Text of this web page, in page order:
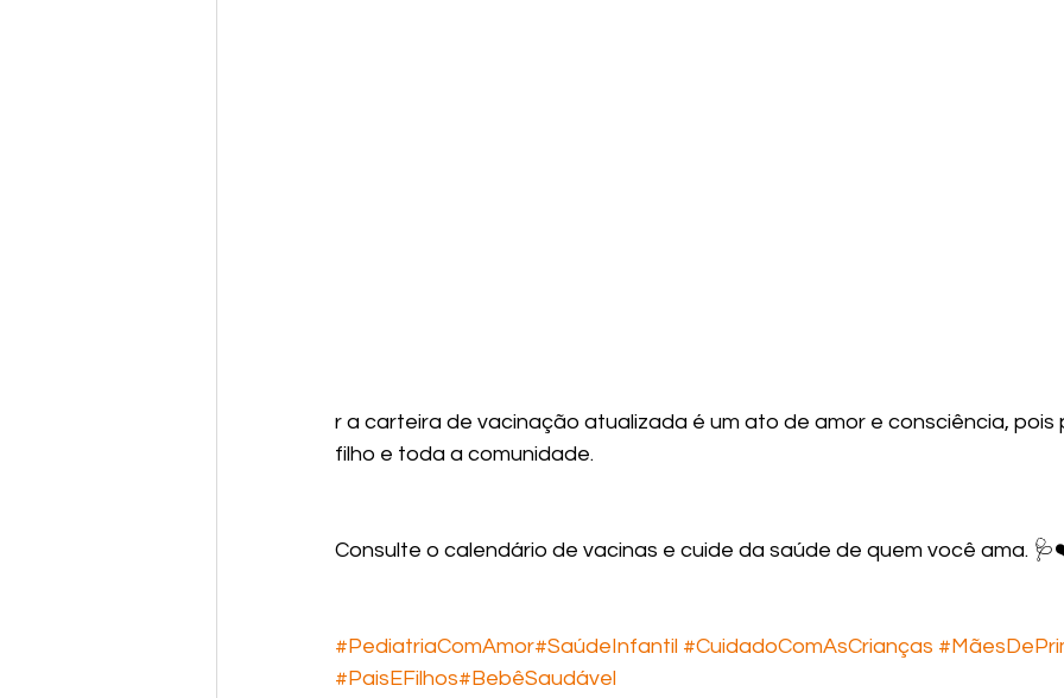
r a carteira de vacinação atualizada é um ato de amor e consciência, pois
filho e toda a comunidade.
Consulte o calendário de vacinas e cuide da saúde de quem você ama.
#PediatriaComAmor#SaúdeInfantil #CuidadoComAsCrianças
#PaisEFilhos#BebêSaudável